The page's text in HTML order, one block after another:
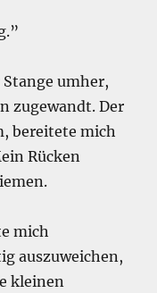
umher,
zugewandt. Der
bereitete mich
Rücken
mich
auszuweichen,
kleinen